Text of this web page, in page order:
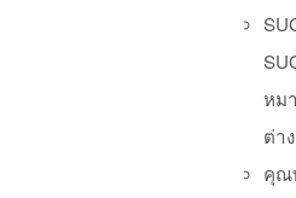
หม
ต่า
คุณ